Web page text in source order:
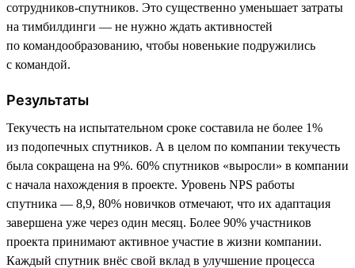
сотрудников-спутников. Это существенно уменьшает затраты
на тимбилдинги — не нужно ждать активностей
по командообразованию, чтобы новенькие подружились
с командой.
Результаты
Текучесть на испытательном сроке составила не более 1%
из подопечных спутников. А в целом по компании текучесть
была сокращена на 9%. 60% спутников «выросли» в компании
с начала нахождения в проекте. Уровень NPS работы
спутника — 8,9, 80% новичков отмечают, что их адаптация
завершена уже через один месяц. Более 90% участников
проекта принимают активное участие в жизни компании.
Каждый спутник внёс свой вклад в улучшение процесса